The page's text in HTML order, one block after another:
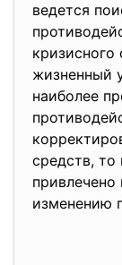
ведется
жизненный
наиболее
средств, то
изменению